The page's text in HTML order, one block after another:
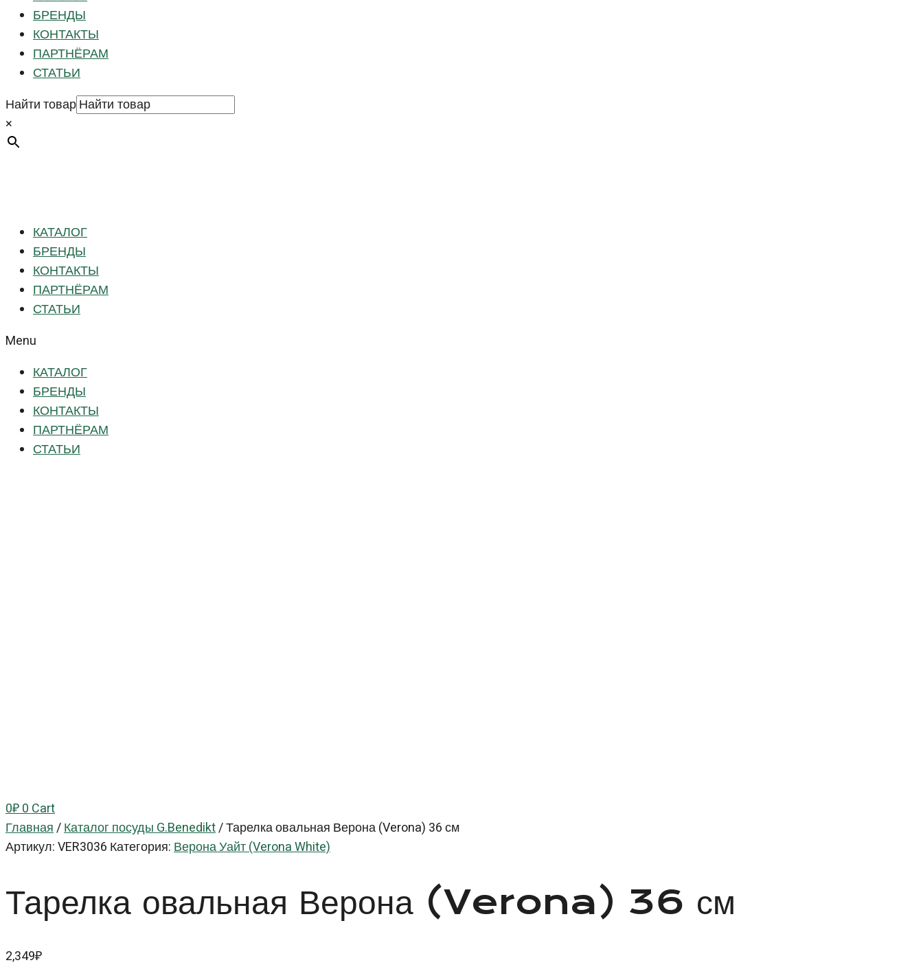
БРЕНДЫ
КОНТАКТЫ
ПАРТНЁРАМ
СТАТЬИ
Найти товар
×
КАТАЛОГ
БРЕНДЫ
КОНТАКТЫ
ПАРТНЁРАМ
СТАТЬИ
Menu
КАТАЛОГ
БРЕНДЫ
КОНТАКТЫ
ПАРТНЁРАМ
СТАТЬИ
0₽0Cart
Главная/Каталог посуды G.Benedikt/Тарелка овальная Верона (Verona) 36 см
Артикул:VER3036 Категория:Верона Уайт (Verona White)
Тарелка овальная Верона (Verona) 36 см
2,349₽